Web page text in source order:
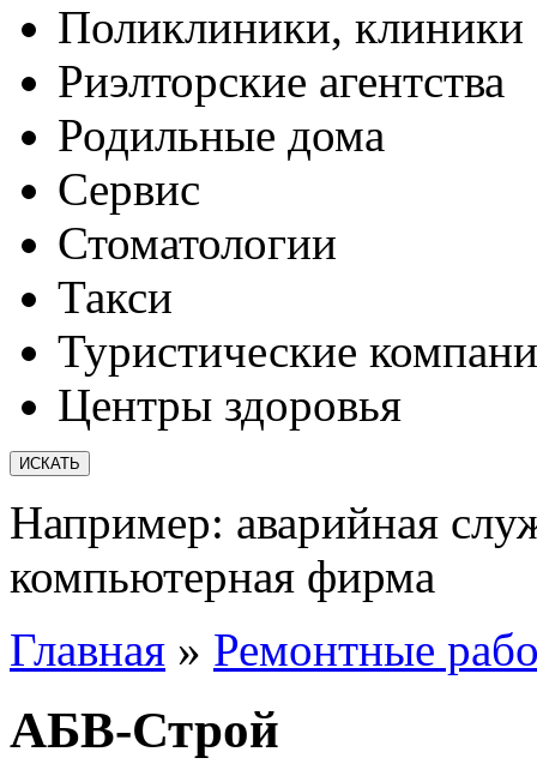
Поликлиники, клиники
Риэлторские агентства
Родильные дома
Сервис
Стоматологии
Такси
Туристические
Центры здоровья
Например: аварийная
компьютерная фирма
Главная » Ремонтные
АБВ-Строй